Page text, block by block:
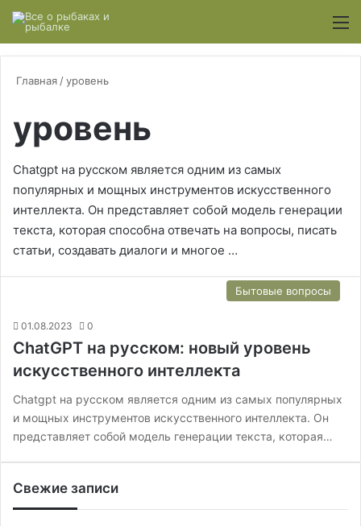
Главная /уровень
уровень
Chatgpt на русском является одним из самых
популярных и мощных инструментов искусственного
интеллекта. Он представляет собой модель генерации
текста, которая способна отвечать на вопросы, писать
статьи, создавать диалоги и многое …
Бытовые вопросы
01.08.2023 0
ChatGPT на русском: новый уровень
искусственного интеллекта
Chatgpt на русском является одним из самых популярных
и мощных инструментов искусственного интеллекта. Он
представляет собой модель генерации текста, которая…
Свежие записи